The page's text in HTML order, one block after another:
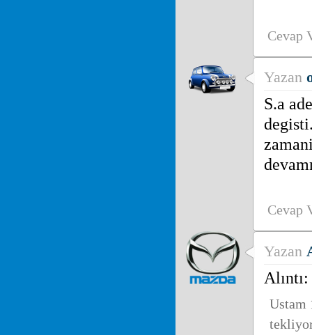
Cevap
Yazan
S.a
Cevap
Yazan
Ustam